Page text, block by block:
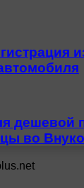
дешевой
во